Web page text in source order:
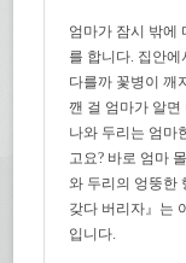
엄마가 잠시 밖에
를 합니다. 집안
다를까 꽃병이 깨
깬 걸 엄마가 알면
나와 두리는 엄마
고요? 바로 엄마
와 두리의 엉뚱한
갖다 버리자』는
입니다.